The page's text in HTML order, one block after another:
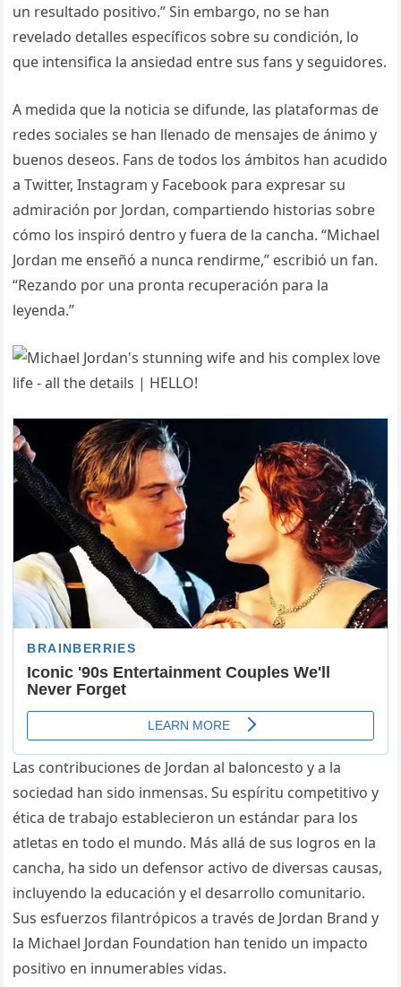
un resultado positivo.” Sin embargo, no se han
revelado detalles específicos sobre su condición, lo
que intensifica la ansiedad entre sus fans y seguidores.
A medida que la noticia se difunde, las plataformas de
redes sociales se han llenado de mensajes de ánimo y
buenos deseos. Fans de todos los ámbitos han acudido
a Twitter, Instagram y Facebook para expresar su
admiración por Jordan, compartiendo historias sobre
cómo los inspiró dentro y fuera de la cancha. “Michael
Jordan me enseñó a nunca rendirme,” escribió un fan.
“Rezando por una pronta recuperación para la
leyenda.”
Las contribuciones de Jordan al baloncesto y a la
sociedad han sido inmensas. Su espíritu competitivo y
ética de trabajo establecieron un estándar para los
atletas en todo el mundo. Más allá de sus logros en la
cancha, ha sido un defensor activo de diversas causas,
incluyendo la educación y el desarrollo comunitario.
Sus esfuerzos filantrópicos a través de Jordan Brand y
la Michael Jordan Foundation han tenido un impacto
positivo en innumerables vidas.